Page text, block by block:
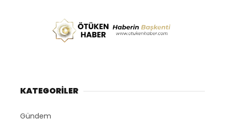
KATEGORİLER
Gündem